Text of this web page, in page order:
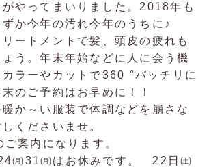
やってまいりました。2018年も
か今年の汚れ今年のうちに♪
ートメントで髪、頭皮の疲れも
う。年末年始などに人に会う機
ラーやカットで360 °バッチリに
のご予約はお早めに！！
か～い服装で体調などを崩さな
くださいませ。
案内になります。
㈪31㈪はお休みです。 22日㈯